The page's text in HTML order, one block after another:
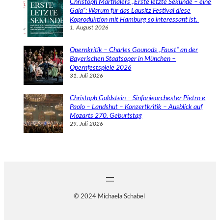
Christoph Marthalers „Erste letzte Sekunde – eine
Gala“: Warum für das Lausitz Festival diese
Koproduktion mit Hamburg so interessant ist.
1. August 2026
Opernkritik – Charles Gounods „Faust“ an der
Bayerischen Staatsoper in München –
Opernfestspiele 2026
31. Juli 2026
Christoph Goldstein – Sinfonieorchester Pietro e
Paolo – Landshut – Konzertkritik – Ausblick auf
Mozarts 270. Geburtstag
29. Juli 2026
© 2024 Michaela Schabel